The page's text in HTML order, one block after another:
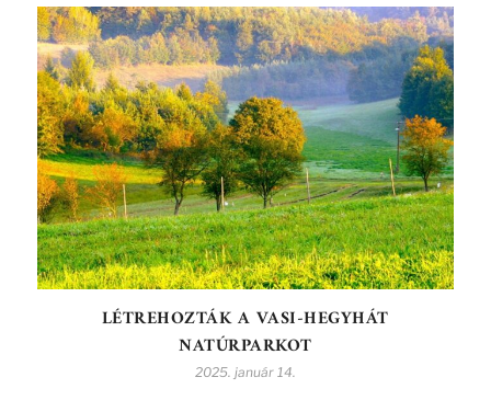
LÉTREHOZTÁK A VASI-HEGYHÁT
NATÚRPARKOT
2025. január 14.